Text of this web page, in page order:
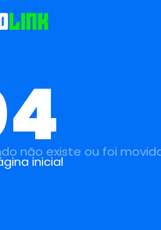
não existe ou foi
inicial